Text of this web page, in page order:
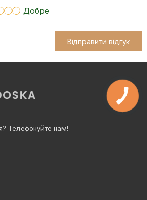
Добре
Відправити відгук
Телефонуйте нам!